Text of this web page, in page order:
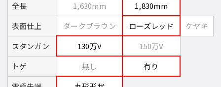
全長
1,630mm
1,830mm
表面仕上
ダークブラウン ローズレッド
ケヤキ
スタンガン
130万V
150万V
トゲ
無し
有り